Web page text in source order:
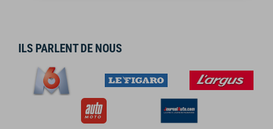
ILS PARLENT DE NOUS